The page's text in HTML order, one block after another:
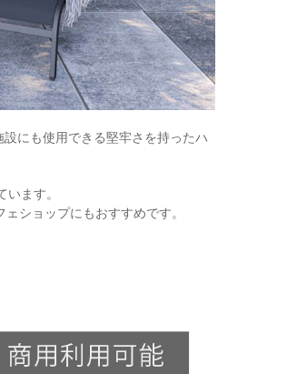
にも使用できる堅牢さを持ったハ
ます。
ショップにもおすすめです。